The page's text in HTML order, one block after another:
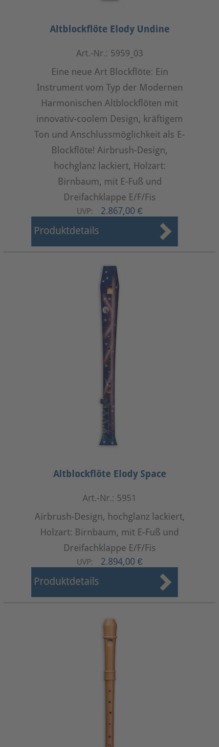
Altblockflöte Elody Undine
Art.-Nr.: 5959_03
Eine neue Art Blockflöte: Ein
Instrument vom Typ der Modernen
Harmonischen Altblockflöten mit
innovativ-coolem Design, kräftigem
Ton und Anschlussmöglichkeit als E-
Blockflöte! Airbrush-Design,
hochglanz lackiert, Holzart:
Birnbaum, mit E-Fuß und
Dreifachklappe E/F/Fis
UVP: 2.867,00 €
Produktdetails
Altblockflöte Elody Space
Art.-Nr.: 5951
Airbrush-Design, hochglanz lackiert,
Holzart: Birnbaum, mit E-Fuß und
Dreifachklappe E/F/Fis
UVP: 2.894,00 €
Produktdetails